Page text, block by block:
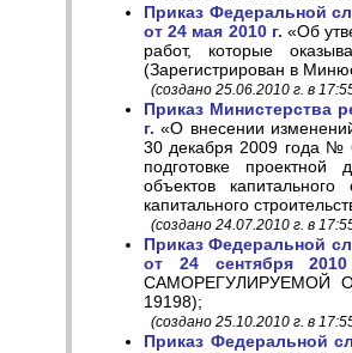
Приказ Федеральной
от 24 мая 2010 г. «Об
работ, которые
(Зарегистрирован в
(создано 25.06.2010 г. в
Приказ Министерства
г. «О внесении
30 декабря 2009 года №
подготовке проектной
объектов
капитального
(создано 24.07.2010 г. в
Приказ Федеральной
от 24 сентября
САМОРЕГУЛИРУЕМОЙ
19198);
(создано 25.10.2010 г. в
Приказ Федеральной